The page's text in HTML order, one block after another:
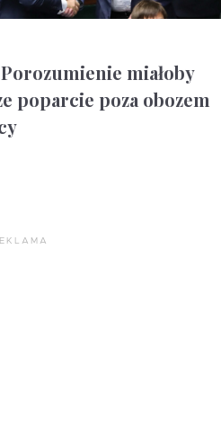
miałoby
poparcie poza obozem